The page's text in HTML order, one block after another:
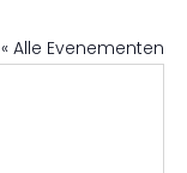
« Alle Evenementen